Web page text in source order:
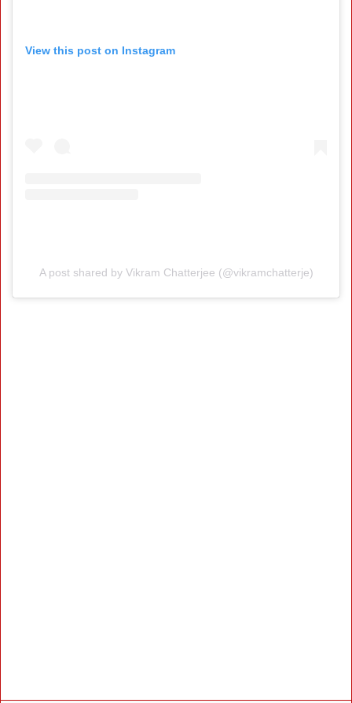
View this post on Instagram
A post shared by Vikram Chatterjee (@vikramchatterje)